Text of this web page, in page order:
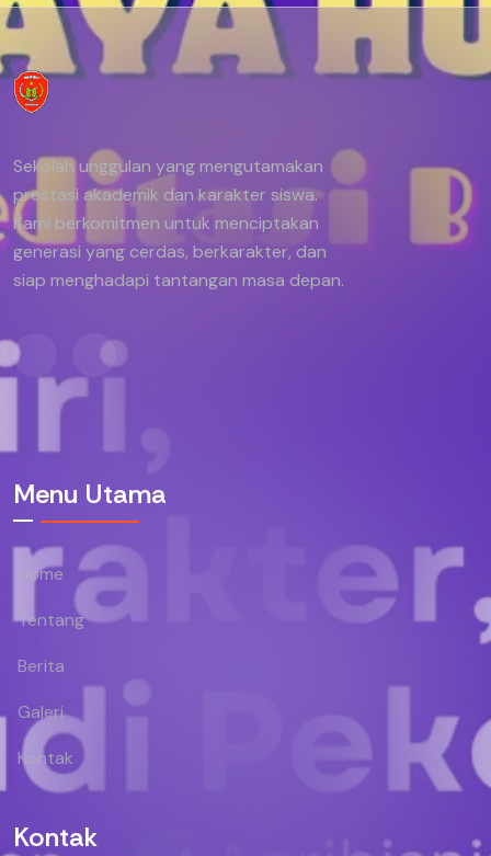
Sekolah unggulan yang mengutamakan
prestasi akademik dan karakter siswa.
Kami berkomitmen untuk menciptakan
generasi yang cerdas, berkarakter, dan
siap menghadapi tantangan masa depan.
Menu Utama
Home
Tentang
Berita
Galeri
Kontak
Kontak